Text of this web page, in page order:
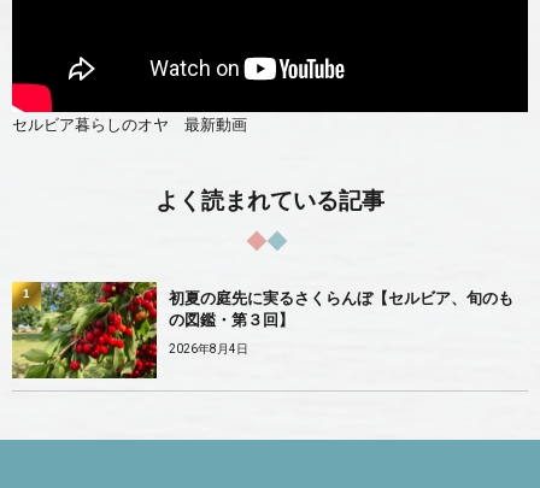
セルビア暮らしのオヤ 最新動画
よく読まれている記事
初夏の庭先に実るさくらんぼ【セルビア、旬のも
の図鑑・第３回】
2026年8月4日
1